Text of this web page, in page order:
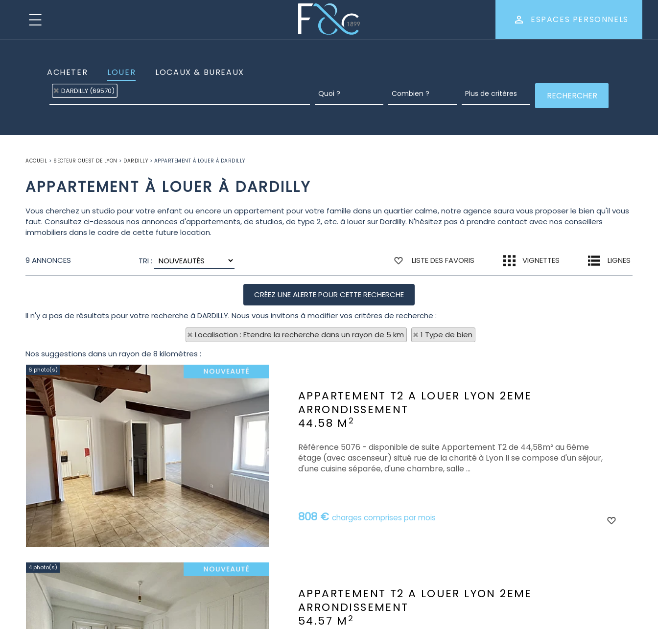
ESPACES PERSONNELS
ACHETER LOUER LOCAUX & BUREAUX
DARDILLY (69570)
ACCUEIL > SECTEUR OUEST DE LYON > DARDILLY > APPARTEMENT À LOUER À DARDILLY
APPARTEMENT À LOUER À DARDILLY
Vous cherchez un studio pour votre enfant ou encore un appartement pour votre famille dans un quartier calme, notre agence saura vous proposer le bien qu'il vous
faut. Consultez ci-dessous nos annonces d'appartements, de studios, de type 2, etc. à louer sur Dardilly. N'hésitez pas à prendre contact avec nos conseillers
immobiliers dans le cadre de cette future location.
9 ANNONCES TRI : LISTE DES FAVORIS VIGNETTES LIGNES
Il n'y a pas de résultats pour votre recherche à DARDILLY. Nous vous invitons à modifier vos critères de recherche :
Localisation : Etendre la recherche dans un rayon de 5 km
1 Type de bien
Nos suggestions dans un rayon de 8 kilomètres :
6 photo(s)
APPARTEMENT T2 A LOUER LYON 2EME
ARRONDISSEMENT
44.58 M 2
808 € charges comprises par mois
Référence 5076 - disponible de suite Appartement T2 de 44,58m² au 6ème
étage (avec ascenseur) situé rue de la charité à Lyon Il se compose d'un séjour,
d'une cuisine séparée, d'une chambre, salle ...
4 photo(s)
APPARTEMENT T2 A LOUER LYON 2EME
ARRONDISSEMENT
54.57 M 2